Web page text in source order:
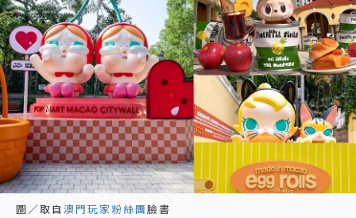
圖／取自 澳門玩家粉絲團臉書